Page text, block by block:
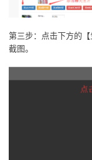
第三步：点击下方的
截图。